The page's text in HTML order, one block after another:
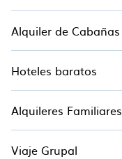
Alquiler de Cabañas
Hoteles baratos
Alquileres Familiares
Viaje Grupal